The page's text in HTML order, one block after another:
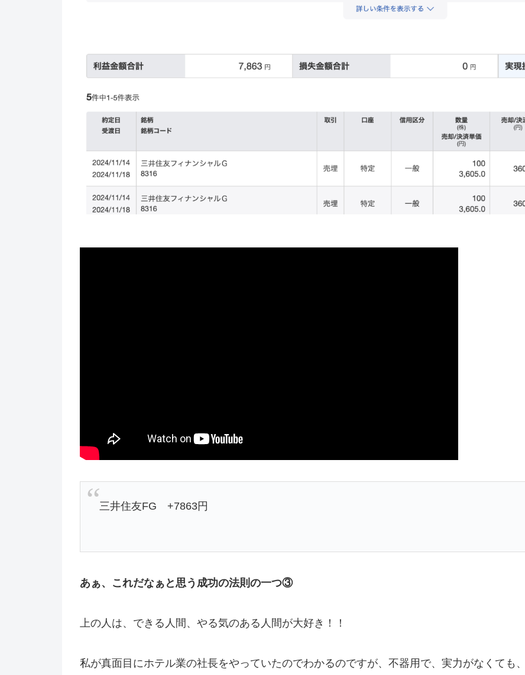
三井住友FG +7863円
あぁ、これだなぁと思う成功の法則の一つ③
上の人は、できる人間、やる気のある人間が大好き！！
私が真面目にホテル業の社長をやっていたのでわかるのですが、不器用で、実力がなくても